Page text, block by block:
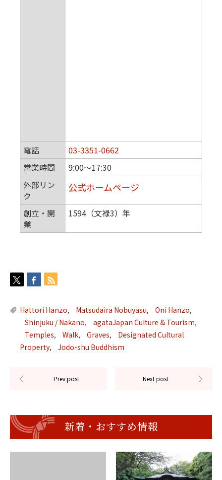
電話
03-3351-0662
営業時間
9:00〜17:30
外部リン
ク
公式ホームページ
創立・開
業
1594（文禄3）年
Hattori Hanzo, Matsudaira Nobuyasu, Oni Hanzo,
Shinjuku / Nakano, agataJapan Culture & Tourism,
Temples, Walk, Graves,
Designated Cultural
Property, Jodo-shu Buddhism
新着・おすすめ情報